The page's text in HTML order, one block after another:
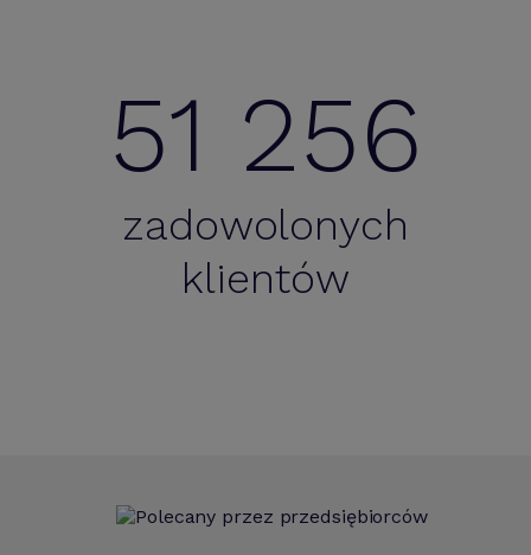
51 256
zadowolonych
klientów